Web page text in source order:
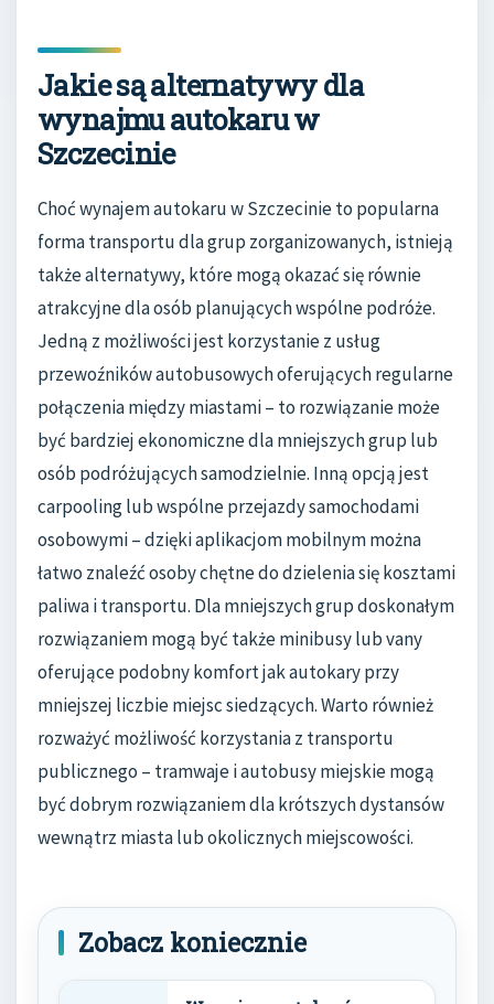
Jakie są alternatywy dla
wynajmu autokaru w
Szczecinie
Choć wynajem autokaru w Szczecinie to popularna
forma transportu dla grup zorganizowanych, istnieją
także alternatywy, które mogą okazać się równie
atrakcyjne dla osób planujących wspólne podróże.
Jedną z możliwości jest korzystanie z usług
przewoźników autobusowych oferujących regularne
połączenia między miastami – to rozwiązanie może
być bardziej ekonomiczne dla mniejszych grup lub
osób podróżujących samodzielnie. Inną opcją jest
carpooling lub wspólne przejazdy samochodami
osobowymi – dzięki aplikacjom mobilnym można
łatwo znaleźć osoby chętne do dzielenia się kosztami
paliwa i transportu. Dla mniejszych grup doskonałym
rozwiązaniem mogą być także minibusy lub vany
oferujące podobny komfort jak autokary przy
mniejszej liczbie miejsc siedzących. Warto również
rozważyć możliwość korzystania z transportu
publicznego – tramwaje i autobusy miejskie mogą
być dobrym rozwiązaniem dla krótszych dystansów
wewnątrz miasta lub okolicznych miejscowości.
Zobacz koniecznie